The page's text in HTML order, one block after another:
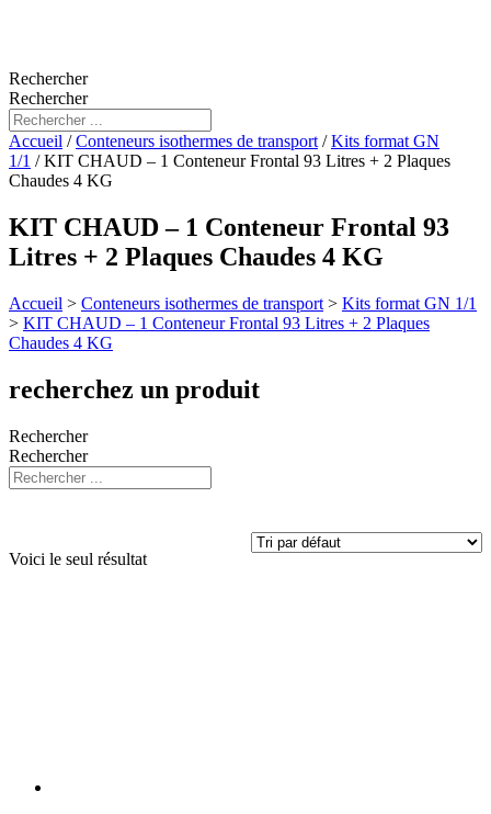
Rechercher
Rechercher
Accueil /Conteneurs isothermes de transport /Kits format GN
1/1 / KIT CHAUD – 1 Conteneur Frontal 93 Litres + 2 Plaques
Chaudes 4 KG
KIT CHAUD – 1 Conteneur Frontal 93
Litres + 2 Plaques Chaudes 4 KG
Accueil > Conteneurs isothermes de transport > Kits format GN 1/1
> KIT CHAUD – 1 Conteneur Frontal 93 Litres + 2 Plaques
Chaudes 4 KG
recherchez un produit
Rechercher
Rechercher
Voici le seul résultat